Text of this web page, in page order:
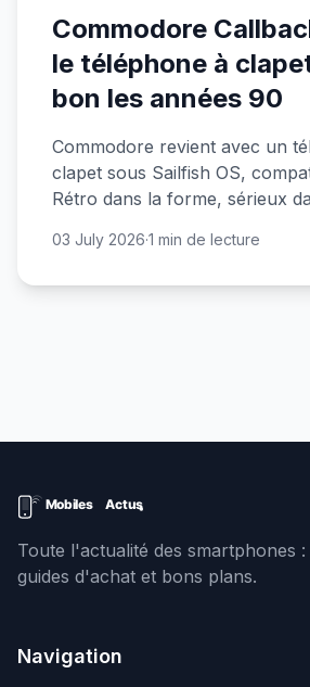
Commodore
le téléphone à
bon les années 90
Commodore revient avec un
clapet sous Sailfish OS,
Rétro dans la forme, sérieux
03 July 2026·1 min de lecture
Toute l'actualité des smartphones
guides d'achat et bons plans.
Navigation